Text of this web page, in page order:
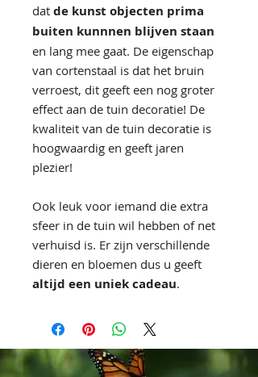
dat de kunst objecten prima
buiten kunnnen blijven staan
en lang mee gaat. De eigenschap
van cortenstaal is dat het bruin
verroest, dit geeft een nog groter
effect aan de tuin decoratie! De
kwaliteit van de tuin decoratie is
hoogwaardig en geeft jaren
plezier!
Ook leuk voor iemand die extra
sfeer in de tuin wil hebben of net
verhuisd is. Er zijn verschillende
dieren en bloemen dus u geeft
altijd een uniek cadeau.